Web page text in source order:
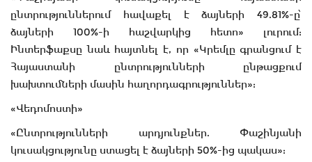
ընտրություններում հավաքել է ձայների 49.81%-ը՝
ձայների 100%-ի հաշվարկից հետո» լուրում:
Ինտերֆաքսը նաև հայտնել է, որ «Կրեմլը գրանցում է
Հայաստանի ընտրությունների ընթացքում
խախտումների մասին հաղորդագրություններ»:
«Վեդոմոստի»
«Ընտրությունների արդյունքներ. Փաշինյանի
կուսակցությունը ստացել է ձայների 50%-ից պակաս»: